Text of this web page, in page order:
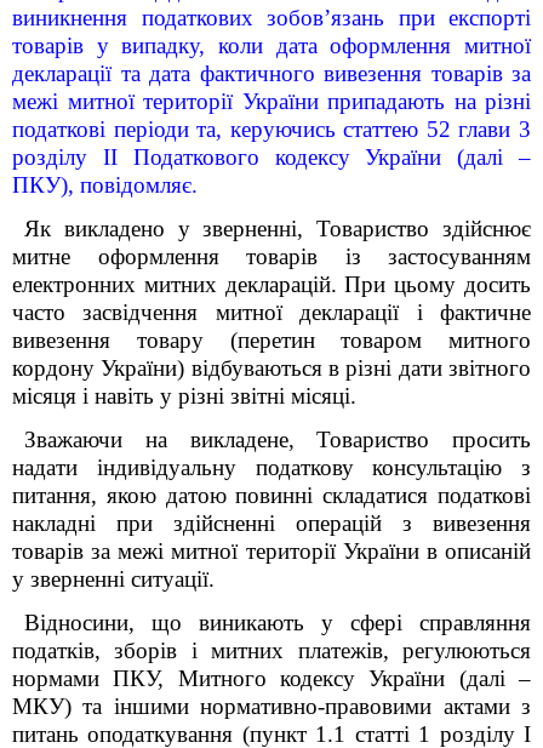
виникнення податкових зобов’язань при експорті
товарів у випадку, коли дата оформлення митної
декларації та дата фактичного вивезення товарів за
межі митної території України припадають на різні
податкові періоди та, керуючись статтею 52 глави 3
розділу ІІ Податкового кодексу України (далі –
ПКУ), повідомляє.
Як викладено у зверненні, Товариство здійснює
митне оформлення товарів із застосуванням
електронних митних декларацій. При цьому досить
часто засвідчення митної декларації і фактичне
вивезення товару (перетин товаром митного
кордону України) відбуваються в різні дати звітного
місяця і навіть у різні звітні місяці.
Зважаючи на викладене, Товариство просить
надати індивідуальну податкову консультацію з
питання, якою датою повинні складатися податкові
накладні при здійсненні операцій з вивезення
товарів за межі митної території України в описаній
у зверненні ситуації.
Відносини, що виникають у сфері справляння
податків, зборів і митних платежів, регулюються
нормами ПКУ, Митного кодексу України (далі –
МКУ) та іншими нормативно-правовими актами з
питань оподаткування (пункт 1.1 статті 1 розділу І